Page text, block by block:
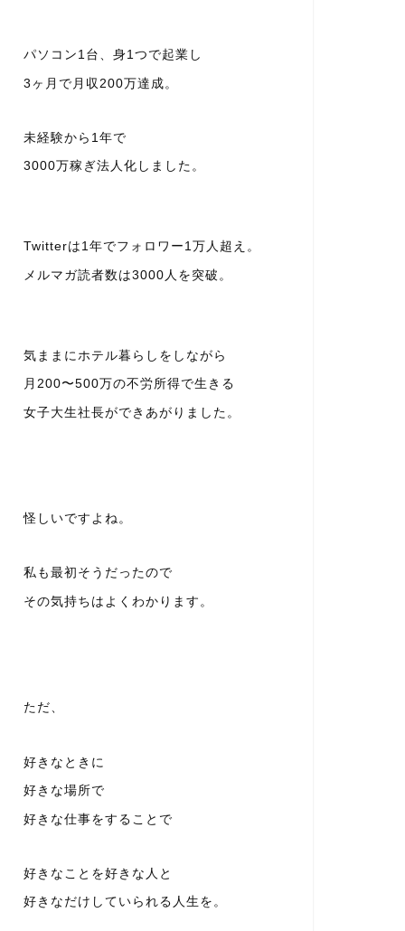
パソコン1台、身1つで起業し
3ヶ月で月収200万達成。
未経験から1年で
3000万稼ぎ法人化しました。
Twitterは1年でフォロワー1万人超え。
メルマガ読者数は3000人を突破。
気ままにホテル暮らしをしながら
月200〜500万の不労所得で生きる
女子大生社長ができあがりました。
怪しいですよね。
私も最初そうだったので
その気持ちはよくわかります。
ただ、
好きなときに
好きな場所で
好きな仕事をすることで
好きなことを好きな人と
好きなだけしていられる人生を。